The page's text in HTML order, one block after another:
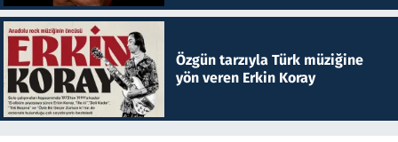
Özgün tarzıyla Türk müziğine
yön veren Erkin Koray